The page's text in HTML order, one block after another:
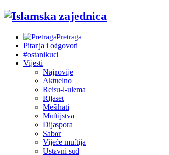
Pretraga
Pitanja i odgovori
#ostanikuci
Vijesti
Najnovije
Aktuelno
Reisu-l-ulema
Rijaset
Mešihati
Muftijstva
Dijaspora
Sabor
Vijeće muftija
Ustavni sud